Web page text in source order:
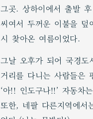
그곳. 상하이에서 출발
씨여서 두꺼운 이불을
시 찾아온 여름이었다.
그날 오후가 되어 국경도
거리를 다니는 사람들은
‘아!! 인도구나!!’ 자동차
또한, 네팔 다른지역에서